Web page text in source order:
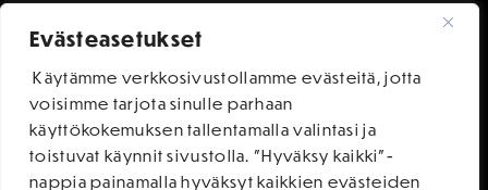
Evästeasetukset
Käytämme verkkosivustollamme evästeitä, jotta
voisimme tarjota sinulle parhaan
käyttökokemuksen tallentamalla valintasi ja
toistuvat käynnit sivustolla. "Hyväksy kaikki"-
nappia painamalla hyväksyt kaikkien evästeiden